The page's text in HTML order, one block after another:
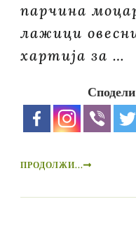
парчина
лажици
хартија за …
ПРОДОЛЖИ...